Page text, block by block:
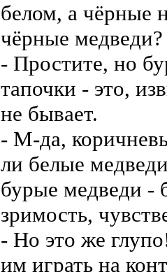
белом, а чёрные
чёрные
- Простите, но
тапочки - это,
не бывает.
- М-да,
ли белые
бурые медведи -
зримость,
- Но это же
им играть на